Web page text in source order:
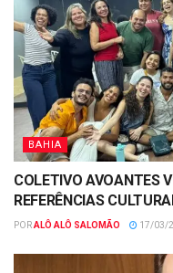
BAHIA
COLETIVO AVOANTES
REFERÊNCIAS
PORALÔ ALÔ SALOMÃO 17/03/